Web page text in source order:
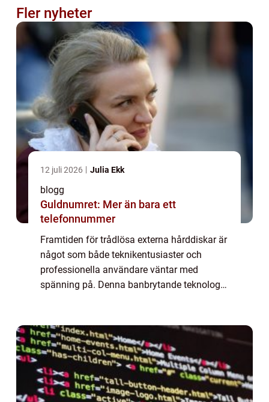
Fler nyheter
12 juli 2026 Julia Ekk
blogg
Guldnumret: Mer än bara ett
telefonnummer
Framtiden för trådlösa externa hårddiskar är
något som både teknikentusiaster och
professionella användare väntar med
spänning på. Denna banbrytande teknologi